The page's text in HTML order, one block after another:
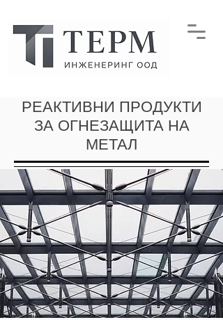
РЕАКТИВНИ ПРОДУКТИ
ЗА ОГНЕЗАЩИТА НА
МЕТАЛ